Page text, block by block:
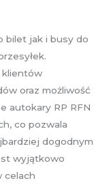
bilet jak i busy do
klientów
oraz możliwość
autokary RP RFN
co pozwala
dogodnym
wyjątkowo
celach